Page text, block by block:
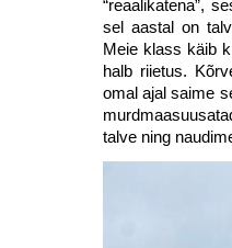
“reaalikatena”,
sel aastal on
Meie klass käib
halb riietus.
omal ajal saime
talve ning